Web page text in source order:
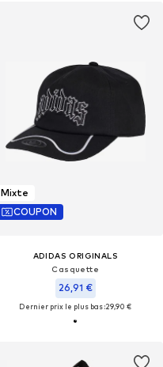
Mixte
COUPON
ADIDAS ORIGINALS
Casquette
26,91 €
Dernier prix le plus bas :29,90 €